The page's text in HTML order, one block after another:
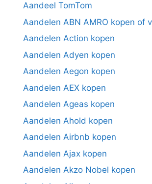
Aandeel TomTom
Aandelen ABN AMRO kopen of
Aandelen Action kopen
Aandelen Adyen kopen
Aandelen Aegon kopen
Aandelen AEX kopen
Aandelen Ageas kopen
Aandelen Ahold kopen
Aandelen Airbnb kopen
Aandelen Ajax kopen
Aandelen Akzo Nobel kopen